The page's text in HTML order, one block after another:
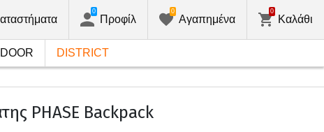
Προφίλ
0
Αγαπημένα
0
Καλάθι
0
DISTRICT
PHASE Backpack